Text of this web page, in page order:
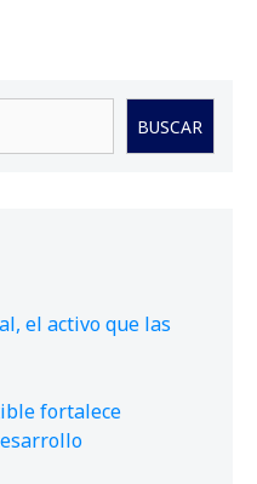
BUSCAR
el activo que las
fortalece